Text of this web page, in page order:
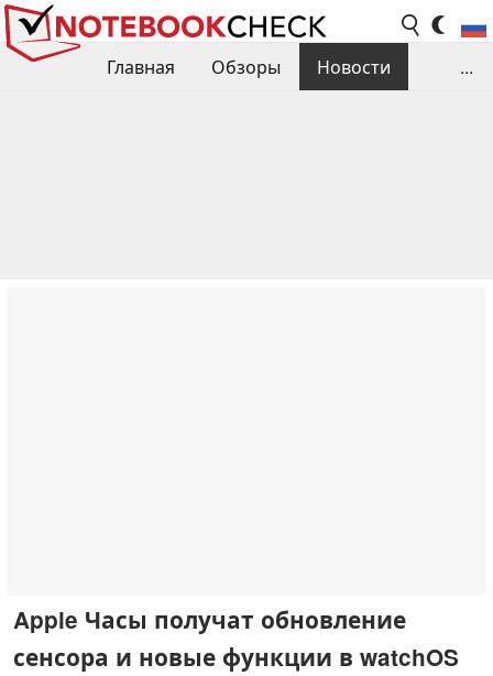
Главная Обзоры
Новости
...
Apple Часы получат обновление
сенсора и новые функции в watchOS